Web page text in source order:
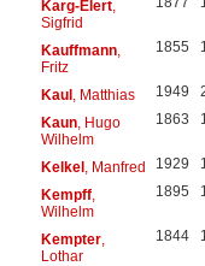
Karg-Elert,
Sigfrid
Kauffmann,
Fritz
1855
Kaul, Matthias 1949
Kaun, Hugo
Wilhelm
1863
Kelkel, Manfred 1929
Kempff,
Wilhelm
1895
Kempter,
Lothar
1844